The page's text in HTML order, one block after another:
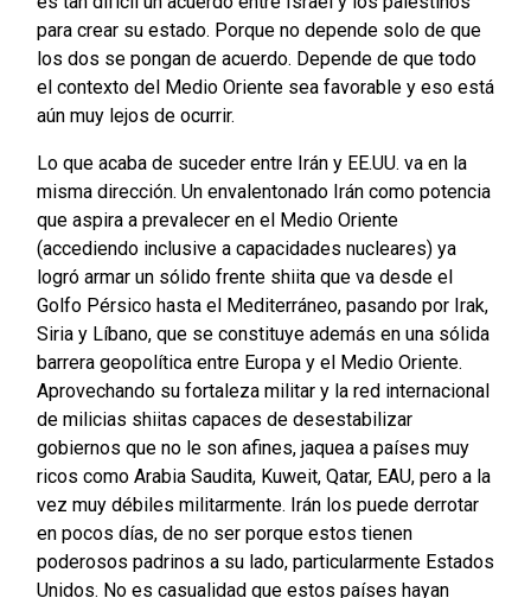
para crear su estado. Porque no depende solo de que
los dos se pongan de acuerdo. Depende de que todo
el contexto del Medio Oriente sea favorable y eso está
aún muy lejos de ocurrir.
Lo que acaba de suceder entre Irán y EE.UU. va en la
misma dirección. Un envalentonado Irán como potencia
que aspira a prevalecer en el Medio Oriente
(accediendo inclusive a capacidades nucleares) ya
logró armar un sólido frente shiita que va desde el
Golfo Pérsico hasta el Mediterráneo, pasando por Irak,
Siria y Líbano, que se constituye además en una sólida
barrera geopolítica entre Europa y el Medio Oriente.
Aprovechando su fortaleza militar y la red internacional
de milicias shiitas capaces de desestabilizar
gobiernos que no le son afines, jaquea a países muy
ricos como Arabia Saudita, Kuweit, Qatar, EAU, pero a la
vez muy débiles militarmente. Irán los puede derrotar
en pocos días, de no ser porque estos tienen
poderosos padrinos a su lado, particularmente Estados
Unidos. No es casualidad que estos países hayan